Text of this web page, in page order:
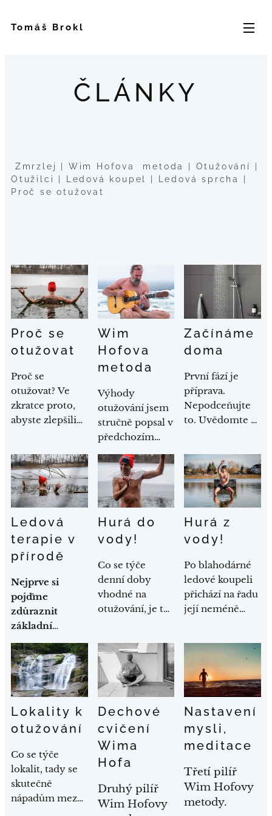
Tomáš Brokl
ČLÁNKY
Zmrzlej | Wim Hofova metoda | Otužování |
Otužilci | Ledová koupel | Ledová sprcha |
Proč se otužovat
Proč se
otužovat
Proč se
otužovat? Ve
zkratce proto,
abyste zlepšili
Ano, tak tomu
skutečně je.
Otužování má
nepřeberné
množství
pozitivních
vlivů nejen na
naše tělo, ale i
na naší mysl.
Wim
Hofova
metoda
Výhody
otužování jsem
stručně popsal v
předchozím
posuňme o
"trochu" dál.
Začínáme
doma
První fází je
příprava.
Nepodceňujte
to. Uvědomte si,
studené sprše a
jaký to pro vás
bude mít
přínos. Těšte se
tam a třeba se i
sami pro sebe
skvělé pomocné
berličky k tomu,
abyste to na
začátku zvládli a
Ledová
terapie v
přírodě
Nejprve si
pojďme
zdůraznit
základní
pravidla pro
otužování v
přírodě.
Hurá do
vody!
Co se týče
denní doby
vhodné na
otužování, je to
nejvíce
vyhovuje
ledová koupel
na startu dne,
protože mě
krásně nakopne
a jsem hned od
energie a dobré
nálady.
Hurá z
vody!
Po blahodárné
ledové koupeli
přichází na řadu
její neméně
tělo pořádně
prohřát. Vylezte
z vody, lehce se
usušte ručníkem
a zacvičte si.
Svaly v těle jsou
po ledové
proto je třeba
provádět
speciální cviky
Lokality k
otužování
Co se týče
lokalit, tady se
skutečně
nápadům meze
Dechové
cvičení
Wima
Hofa
Druhý pilíř
Wim Hofovy
Nastavení
mysli,
meditace
Třetí pilíř
Wim Hofovy
metody.